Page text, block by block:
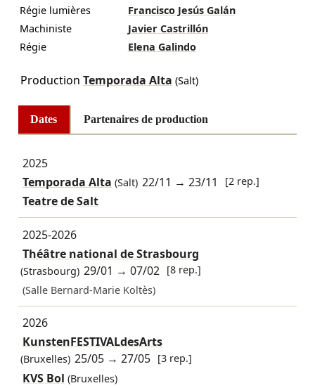
Régie lumières
Francisco Jesús Galán
Machiniste
Javier Castrillón
Régie
Elena Galindo
Production Temporada Alta (Salt)
Dates Partenaires de production
2025
Temporada Alta (Salt) 22/11 →23/11 [2 rep.]
Teatre de Salt
2025-2026
Théâtre national de Strasbourg
(Strasbourg) 29/01 →07/02 [8 rep.]
(Salle Bernard-Marie Koltès)
2026
KunstenFESTIVALdesArts
(Bruxelles) 25/05 →27/05 [3 rep.]
KVS Bol (Bruxelles)